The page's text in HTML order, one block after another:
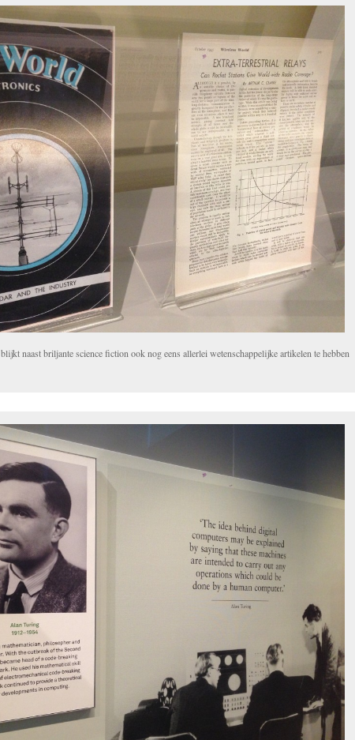
blijkt naast briljante science fiction ook nog eens allerlei wetenschappelijke artikelen te hebben